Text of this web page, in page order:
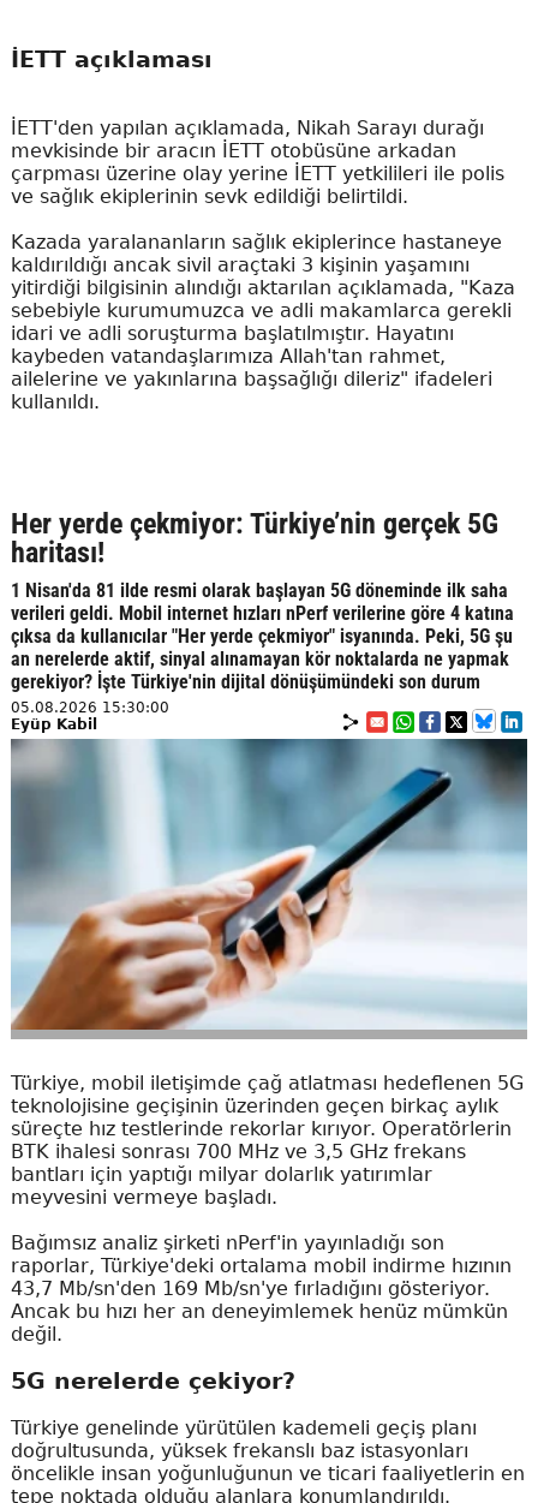
İETT açıklaması
İETT'den yapılan açıklamada, Nikah Sarayı durağı
mevkisinde bir aracın İETT otobüsüne arkadan
çarpması üzerine olay yerine İETT yetkilileri ile polis
ve sağlık ekiplerinin sevk edildiği belirtildi.
Kazada yaralananların sağlık ekiplerince hastaneye
kaldırıldığı ancak sivil araçtaki 3 kişinin yaşamını
yitirdiği bilgisinin alındığı aktarılan açıklamada, "Kaza
sebebiyle kurumumuzca ve adli makamlarca gerekli
idari ve adli soruşturma başlatılmıştır. Hayatını
kaybeden vatandaşlarımıza Allah'tan rahmet,
ailelerine ve yakınlarına başsağlığı dileriz" ifadeleri
kullanıldı.
Her yerde çekmiyor: Türkiye’nin gerçek 5G
haritası!
1 Nisan'da 81 ilde resmi olarak başlayan 5G döneminde ilk saha
verileri geldi. Mobil internet hızları nPerf verilerine göre 4 katına
çıksa da kullanıcılar "Her yerde çekmiyor" isyanında. Peki, 5G şu
an nerelerde aktif, sinyal alınamayan kör noktalarda ne yapmak
gerekiyor? İşte Türkiye'nin dijital dönüşümündeki son durum
05.08.2026 15:30:00
Eyüp Kabil
Türkiye, mobil iletişimde çağ atlatması hedeflenen 5G
teknolojisine geçişinin üzerinden geçen birkaç aylık
süreçte hız testlerinde rekorlar kırıyor. Operatörlerin
BTK ihalesi sonrası 700 MHz ve 3,5 GHz frekans
bantları için yaptığı milyar dolarlık yatırımlar
meyvesini vermeye başladı.
Bağımsız analiz şirketi nPerf'in yayınladığı son
raporlar, Türkiye'deki ortalama mobil indirme hızının
43,7 Mb/sn'den 169 Mb/sn'ye fırladığını gösteriyor.
Ancak bu hızı her an deneyimlemek henüz mümkün
değil.
5G nerelerde çekiyor?
Türkiye genelinde yürütülen kademeli geçiş planı
doğrultusunda, yüksek frekanslı baz istasyonları
öncelikle insan yoğunluğunun ve ticari faaliyetlerin en
tepe noktada olduğu alanlara konumlandırıldı.